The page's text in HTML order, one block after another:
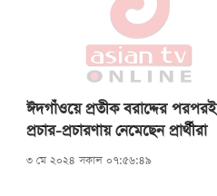
ঈদগাঁওয়ে প্রতীক বরাদ্দের পরপরই
প্রচার-প্রচারণায় নেমেছেন প্রার্থীরা
৩ মে ২০২৪ সকাল ০৭:৫৬:৪৯